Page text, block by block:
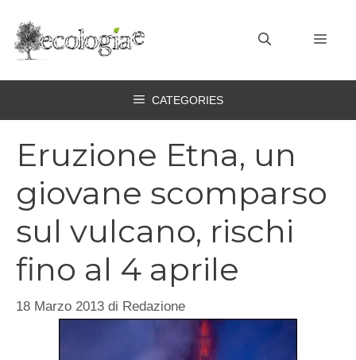
contenuto
CATEGORIES
Eruzione Etna, un
giovane scomparso
sul vulcano, rischi
fino al 4 aprile
18 Marzo 2013 di Redazione